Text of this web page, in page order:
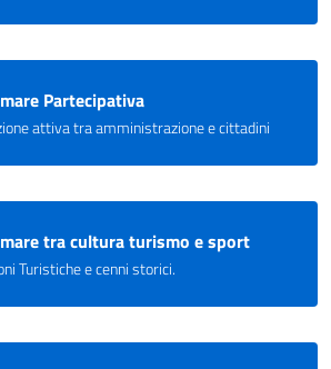
Partecipativa
attiva tra amministrazione e cittadini
tra cultura turismo e sport
Turistiche e cenni storici.